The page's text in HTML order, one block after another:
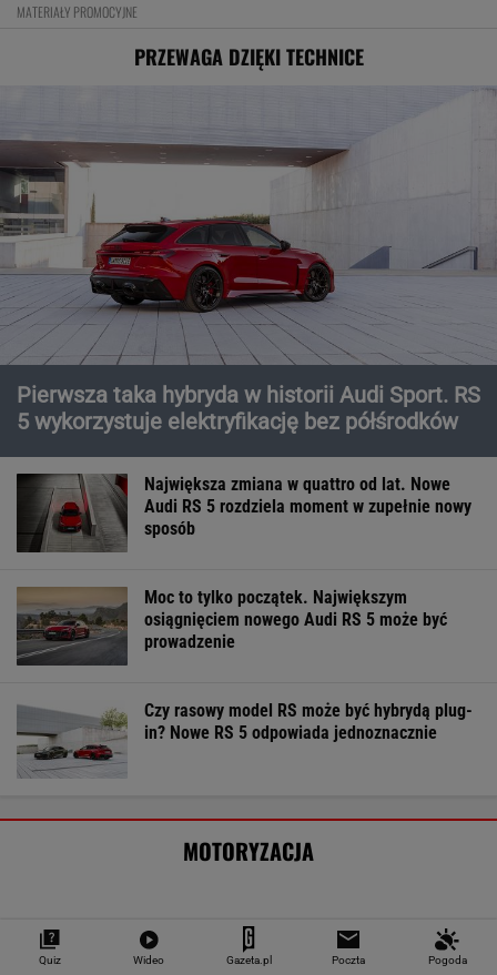
MATERIAŁY PROMOCYJNE
PRZEWAGA DZIĘKI TECHNICE
Pierwsza taka hybryda w historii Audi Sport. RS
5 wykorzystuje elektryfikację bez półśrodków
Największa zmiana w quattro od lat. Nowe
Audi RS 5 rozdziela moment w zupełnie nowy
sposób
Moc to tylko początek. Największym
osiągnięciem nowego Audi RS 5 może być
prowadzenie
Czy rasowy model RS może być hybrydą plug-
in? Nowe RS 5 odpowiada jednoznacznie
MOTORYZACJA
Quiz Wideo Gazeta.pl Poczta Pogoda